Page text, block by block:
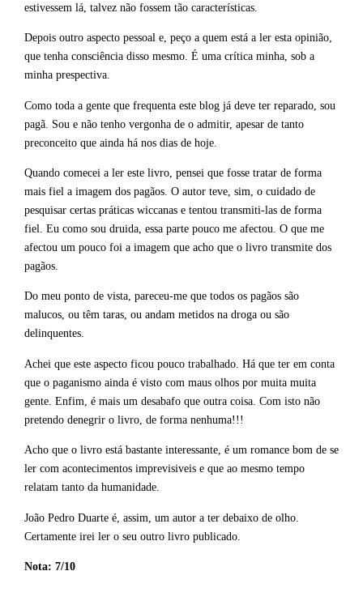
estivessem lá, talvez não fossem tão características.
Depois outro aspecto pessoal e, peço a quem está a ler esta opinião,
que tenha consciência disso mesmo. É uma crítica minha, sob a
minha prespectiva.
Como toda a gente que frequenta este blog já deve ter reparado, sou
pagã. Sou e não tenho vergonha de o admitir, apesar de tanto
preconceito que ainda há nos dias de hoje.
Quando comecei a ler este livro, pensei que fosse tratar de forma
mais fiel a imagem dos pagãos. O autor teve, sim, o cuidado de
pesquisar certas práticas wiccanas e tentou transmiti-las de forma
fiel. Eu como sou druida, essa parte pouco me afectou. O que me
afectou um pouco foi a imagem que acho que o livro transmite dos
pagãos.
Do meu ponto de vista, pareceu-me que todos os pagãos são
malucos, ou têm taras, ou andam metidos na droga ou são
delinquentes.
Achei que este aspecto ficou pouco trabalhado. Há que ter em conta
que o paganismo ainda é visto com maus olhos por muita muita
gente. Enfim, é mais um desabafo que outra coisa. Com isto não
pretendo denegrir o livro, de forma nenhuma!!!
Acho que o livro está bastante interessante, é um romance bom de se
ler com acontecimentos imprevisiveis e que ao mesmo tempo
relatam tanto da humanidade.
João Pedro Duarte é, assim, um autor a ter debaixo de olho.
Certamente irei ler o seu outro livro publicado.
Nota: 7/10